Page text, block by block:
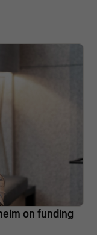
on funding